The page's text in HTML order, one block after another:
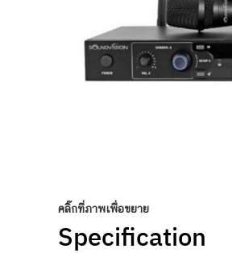
คลิ๊กที่ภาพเพื่อขยาย
Specification